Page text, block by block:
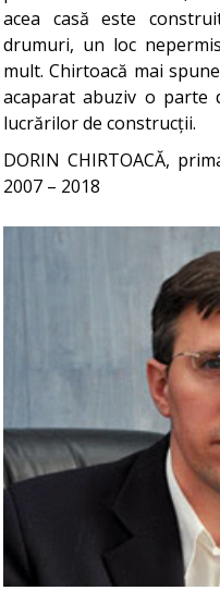
acea casă este
drumuri, un loc
mult. Chirtoacă mai
acaparat abuziv o
lucrărilor de construcții.
DORIN CHIRTOACĂ,
2007 – 2018